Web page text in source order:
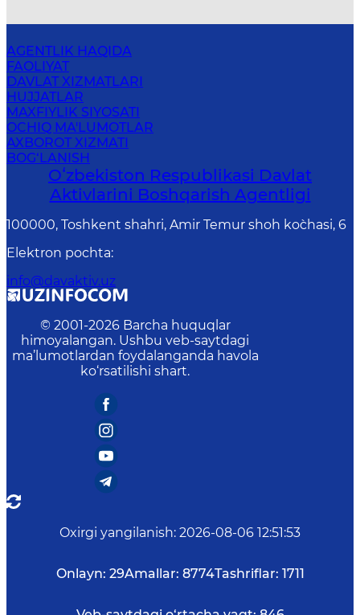
AGENTLIK HAQIDA
FAOLIYAT
DAVLAT XIZMATLARI
HUJJATLAR
MAXFIYLIK SIYOSATI
OCHIQ MA'LUMOTLAR
AXBOROT XIZMATI
BOG‘LANISH
Oʻzbekiston Respublikasi Davlat
Aktivlarini Boshqarish Agentligi
100000, Toshkent shahri, Amir Temur shoh ko`chasi, 6
Elektron pochta:
info@davaktiv.uz
© 2001-2026 Barcha huquqlar
himoyalangan. Ushbu veb-saytdagi
ma’lumotlardan foydalanganda havola
ko‘rsatilishi shart.
Oxirgi yangilanish: 2026-08-06 12:51:53
Onlayn: 29Amallar: 8774Tashriflar: 1711